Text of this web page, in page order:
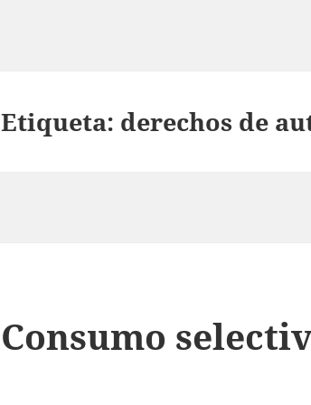
Etiqueta: derechos de
Consumo